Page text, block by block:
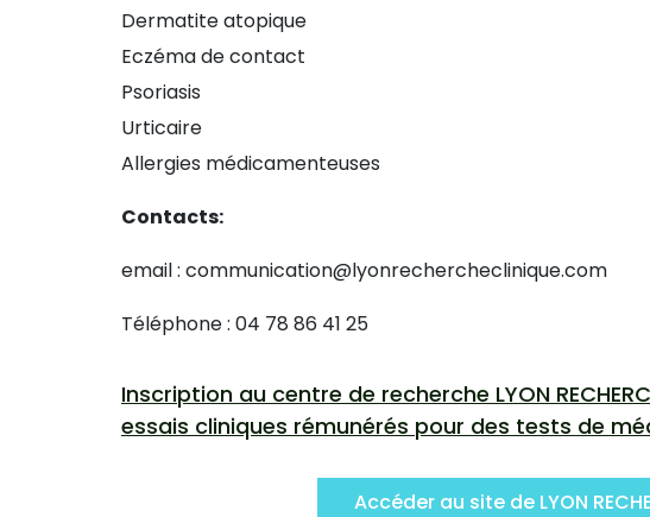
Dermatite atopique
Eczéma de contact
Psoriasis
Urticaire
Allergies médicamenteuses
Contacts:
email : communication@lyonrechercheclinique.com
Téléphone : 04 78 86 41 25
Inscription au centre de recherche LYON
essais cliniques rémunérés pour des tests de
Accéder au site de LYON